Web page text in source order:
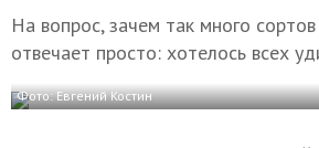
На вопрос, зачем так много
отвечает просто: хотелось всех
Фото: Евгений Костин